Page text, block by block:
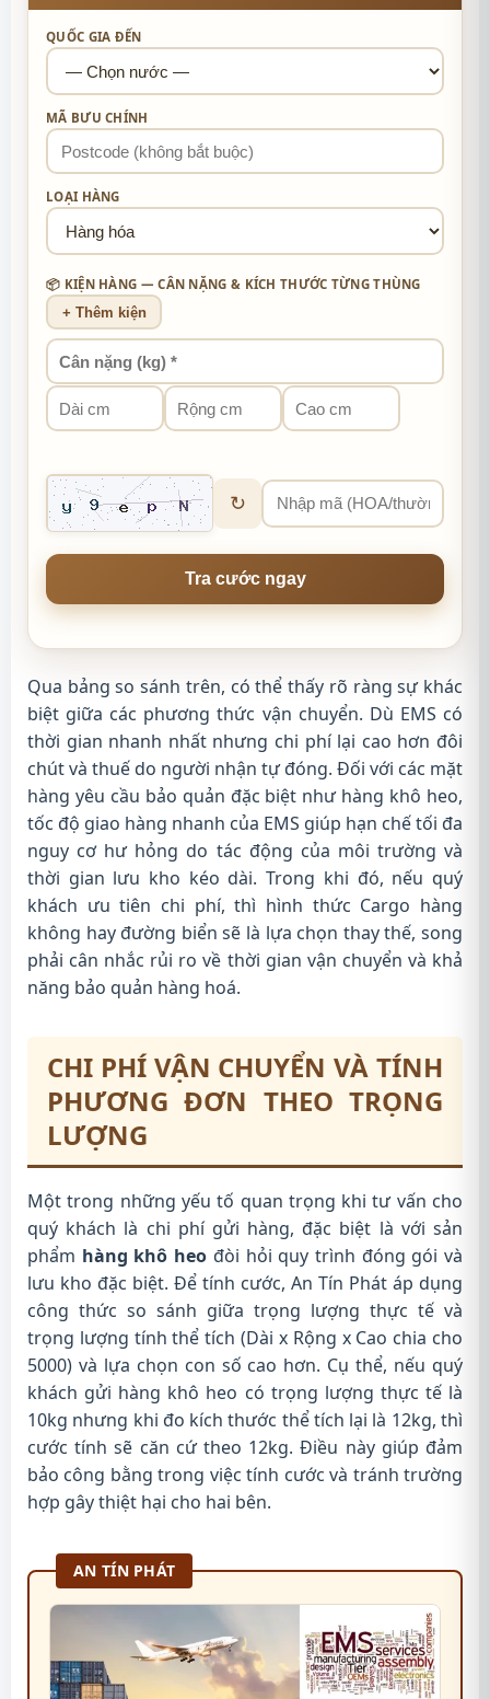
QUỐC GIA ĐẾN
MÃ BƯU CHÍNH
LOẠI HÀNG
📦 KIỆN HÀNG — CÂN NẶNG & KÍCH THƯỚC TỪNG THÙNG
+ Thêm kiện
↻
Tra cước ngay
Qua bảng so sánh trên, có thể thấy rõ ràng sự khác
biệt giữa các phương thức vận chuyển. Dù EMS có
thời gian nhanh nhất nhưng chi phí lại cao hơn đôi
chút và thuế do người nhận tự đóng. Đối với các mặt
hàng yêu cầu bảo quản đặc biệt như hàng khô heo,
tốc độ giao hàng nhanh của EMS giúp hạn chế tối đa
nguy cơ hư hỏng do tác động của môi trường và
thời gian lưu kho kéo dài. Trong khi đó, nếu quý
khách ưu tiên chi phí, thì hình thức Cargo hàng
không hay đường biển sẽ là lựa chọn thay thế, song
phải cân nhắc rủi ro về thời gian vận chuyển và khả
năng bảo quản hàng hoá.
CHI PHÍ VẬN CHUYỂN VÀ TÍNH
PHƯƠNG ĐƠN THEO TRỌNG
LƯỢNG
Một trong những yếu tố quan trọng khi tư vấn cho
quý khách là chi phí gửi hàng, đặc biệt là với sản
phẩm hàng khô heo đòi hỏi quy trình đóng gói và
lưu kho đặc biệt. Để tính cước, An Tín Phát áp dụng
công thức so sánh giữa trọng lượng thực tế và
trọng lượng tính thể tích (Dài x Rộng x Cao chia cho
5000) và lựa chọn con số cao hơn. Cụ thể, nếu quý
khách gửi hàng khô heo có trọng lượng thực tế là
10kg nhưng khi đo kích thước thể tích lại là 12kg, thì
cước tính sẽ căn cứ theo 12kg. Điều này giúp đảm
bảo công bằng trong việc tính cước và tránh trường
hợp gây thiệt hại cho hai bên.
AN TÍN PHÁT